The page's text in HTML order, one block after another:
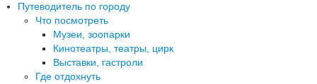
Путеводитель по городу
Что посмотреть
Музеи, зоопарки
Кинотеатры, театры, цирк
Выставки, гастроли
Где отдохнуть